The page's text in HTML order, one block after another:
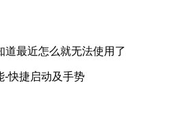
道最近怎么就无法使用了
-快捷启动及手势